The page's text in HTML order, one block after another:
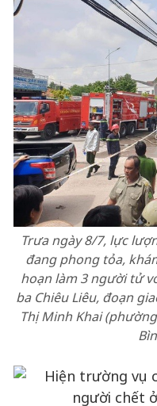
Trưa ngày 8/7, lực
đang phong tỏa,
hoạn làm 3 người tử
ba Chiêu Liêu, đoạn
Thị Minh Khai